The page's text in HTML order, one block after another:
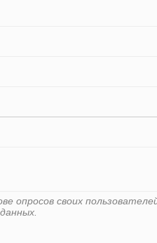
опросов своих